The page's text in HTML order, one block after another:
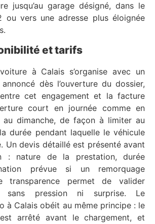
jusqu’au garage désigné, dans le
ou vers une adresse plus éloignée
et tarifs
à Calais s’organise avec un
annoncé dès l’ouverture du dossier,
cet engagement et la facture
court en journée comme en
au dimanche, de façon à limiter au
durée pendant laquelle le véhicule
Un devis détaillé est présenté avant
: nature de la prestation, durée
prévue si un remorquage
transparence permet de valider
sans pression ni surprise. Le
à Calais obéit au même principe : le
arrêté avant le chargement, et